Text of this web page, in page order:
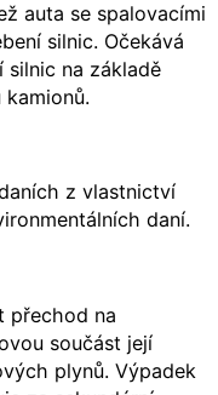
auta se spalovacími
silnic. Očekává
silnic na základě
z vlastnictví
daní.
přechod na
součást její
plynů. Výpadek